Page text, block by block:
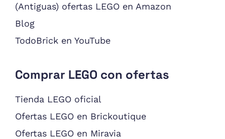
(Antiguas) ofertas LEGO en Amazon
Blog
TodoBrick en YouTube
Comprar LEGO con ofertas
Tienda LEGO oficial
Ofertas LEGO en Brickoutique
Ofertas LEGO en Miravia